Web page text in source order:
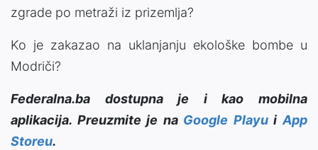
zgrade po metraži iz prizemlja?
Ko je zakazao na uklanjanju ekološke bombe u
Modriči?
Federalna.ba dostupna je i kao mobilna
aplikacija. Preuzmite je na Google PlayuiApp
Storeu.